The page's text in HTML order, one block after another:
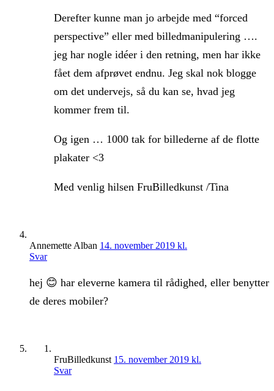
Derefter kunne man jo arbejde med “forced
perspective” eller med billedmanipulering ….
jeg har nogle idéer i den retning, men har ikke
fået dem afprøvet endnu. Jeg skal nok blogge
om det undervejs, så du kan se, hvad jeg
kommer frem til.
Og igen … 1000 tak for billederne af de flotte
plakater <3
Med venlig hilsen FruBilledkunst /Tina
Annemette Alban 14. november 2019 kl.
Svar
hej 😊 har eleverne kamera til rådighed, eller benytter
de deres mobiler?
FruBilledkunst 15. november 2019 kl.
Svar